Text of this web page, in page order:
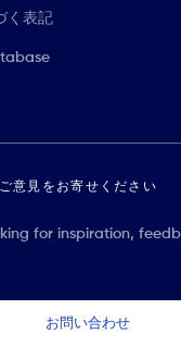
く表記
意見をお寄せください
for inspiration,
お問い合わせ